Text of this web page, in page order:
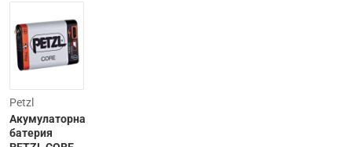
Petzl
Акумулаторна
батерия